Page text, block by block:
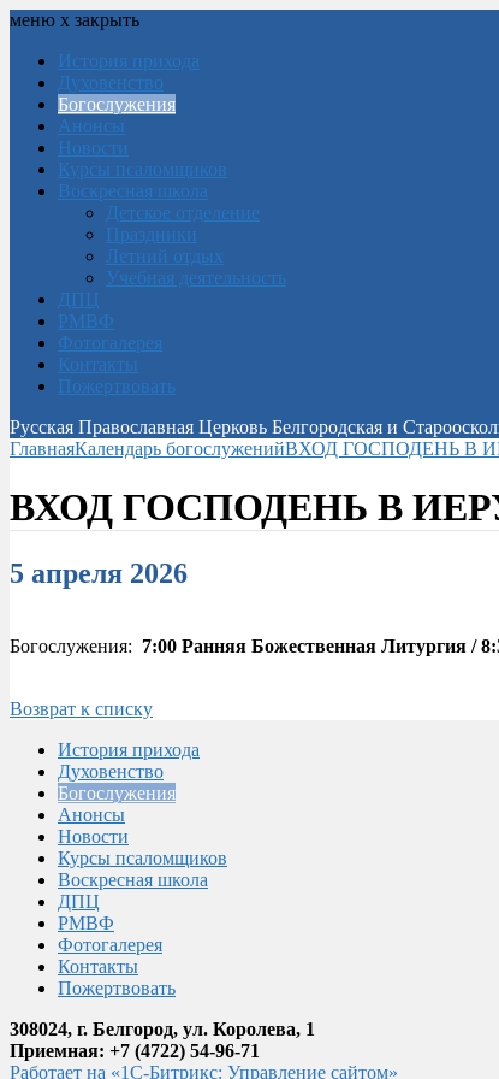
меню х закрыть
История прихода
Духовенство
Богослужения
Анонсы
Новости
Курсы псаломщиков
Воскресная школа
Детское отделение
Праздники
Летний отдых
Учебная деятельность
ДПЦ
РМВФ
Фотогалерея
Контакты
Пожертвовать
Русская Православная Церковь Белгородская и
ГлавнаяКалендарь богослуженийВХОД ГОСПОДЕНЬ В
ВХОД ГОСПОДЕНЬ В
5 апреля 2026
Богослужения: 7:00 Ранняя Божественная Литургия /
Возврат к списку
История прихода
Духовенство
Богослужения
Анонсы
Новости
Курсы псаломщиков
Воскресная школа
ДПЦ
РМВФ
Фотогалерея
Контакты
Пожертвовать
308024, г. Белгород, ул. Королева, 1
Приемная: +7 (4722) 54-96-71
Работает на «1С-Битрикс: Управление сайтом»